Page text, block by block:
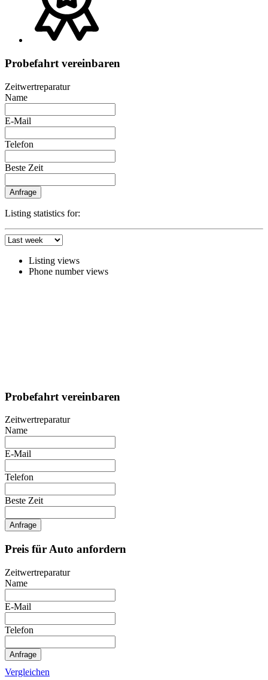
Probefahrt vereinbaren
Zeitwertreparatur
Name
E-Mail
Telefon
Beste Zeit
Anfrage
Listing statistics for:
Listing views
Phone number views
Probefahrt vereinbaren
Zeitwertreparatur
Name
E-Mail
Telefon
Beste Zeit
Anfrage
Preis für Auto anfordern
Zeitwertreparatur
Name
E-Mail
Telefon
Anfrage
Vergleichen